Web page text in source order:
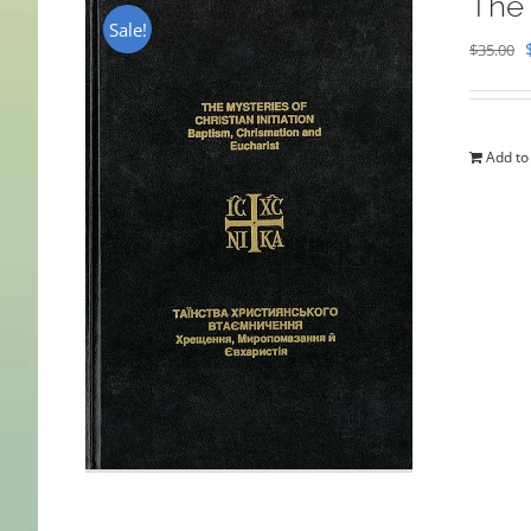
Sale!
$35.00
Add